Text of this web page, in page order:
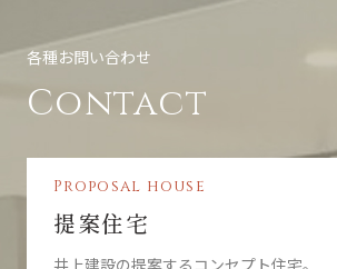
各種お問い合わせ
Contact
Proposal house
提案住宅
井上建設の提案するコンセプト住宅。